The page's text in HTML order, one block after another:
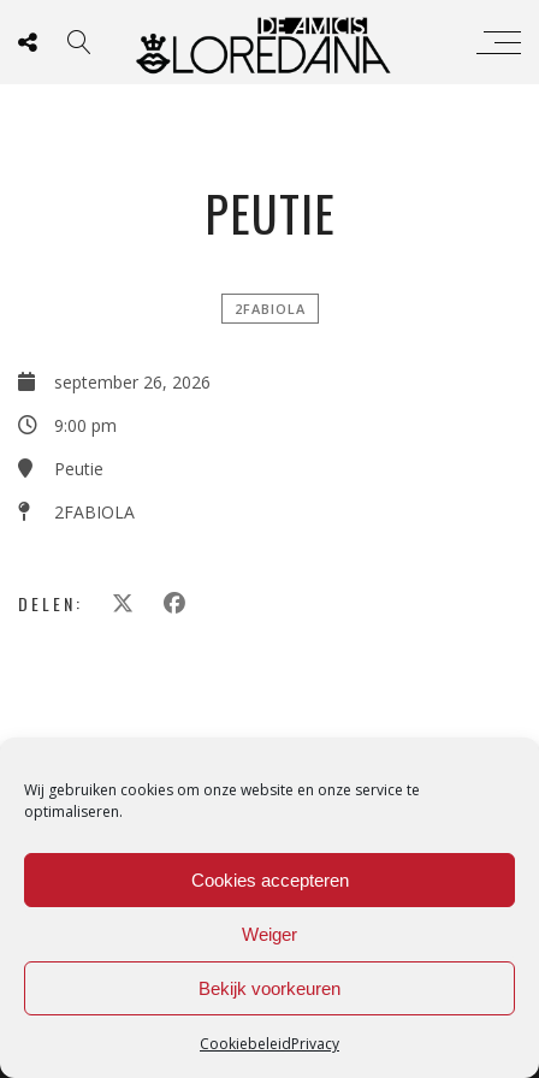
Wij gebruiken cookies om onze website en onze service te
optimaliseren.
Cookies accepteren
Weiger
Bekijk voorkeuren
CookiebeleidPrivacy
PEUTIE
2FABIOLA
september 26, 2026
9:00 pm
Peutie
2FABIOLA
DELEN:
Loredana © Made with love byDirtyHippos